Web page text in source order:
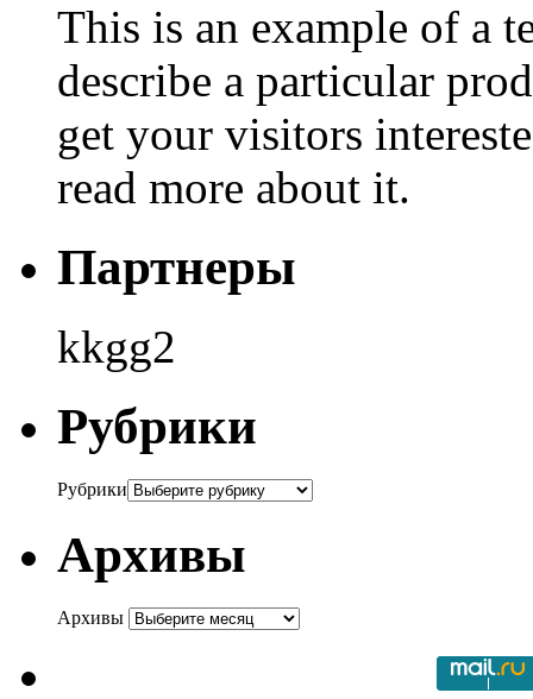
This is an example of a
describe a particular
get your visitors
read more about it.
Партнеры
kkgg2
Рубрики
Рубрики
Архивы
Архивы